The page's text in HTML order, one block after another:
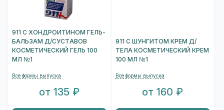
911 С ХОНДРОИТИНОМ ГЕЛЬ-
БАЛЬЗАМ Д/СУСТАВОВ
КОСМЕТИЧЕСКИЙ ГЕЛЬ 100
МЛ №1
Все формы выпуска
от 135 ₽
911 С ШУНГИТОМ КРЕМ Д/
ТЕЛА КОСМЕТИЧЕСКИЙ КРЕМ
100 МЛ №1
Все формы выпуска
от 160 ₽